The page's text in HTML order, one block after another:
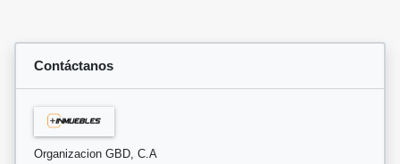
Contáctanos
Organizacion GBD, C.A